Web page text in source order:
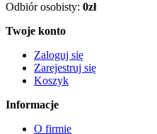
Odbiór osobisty: 0zł
Twoje konto
Zaloguj się
Zarejestruj się
Koszyk
Informacje
O firmie